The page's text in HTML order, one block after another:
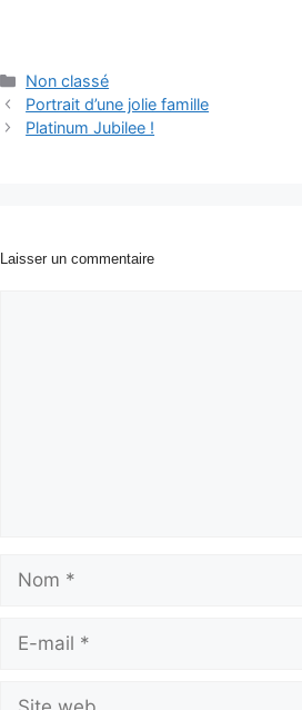
Non classé
Portrait d’une jolie famille
Platinum Jubilee !
Laisser un commentaire